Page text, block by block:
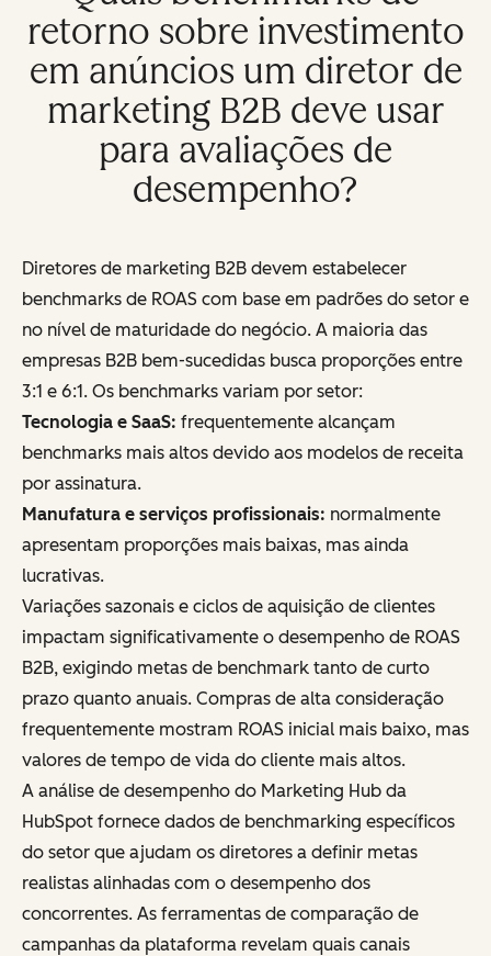
retorno sobre investimento
em anúncios um diretor de
marketing B2B deve usar
para avaliações de
desempenho?
Diretores de marketing B2B devem estabelecer
benchmarks de ROAS com base em padrões do setor e
no nível de maturidade do negócio. A maioria das
empresas B2B bem-sucedidas busca proporções entre
3:1 e 6:1. Os benchmarks variam por setor:
Tecnologia e SaaS: frequentemente alcançam
benchmarks mais altos devido aos modelos de receita
por assinatura.
Manufatura e serviços profissionais: normalmente
apresentam proporções mais baixas, mas ainda
lucrativas.
Variações sazonais e ciclos de aquisição de clientes
impactam significativamente o desempenho de ROAS
B2B, exigindo metas de benchmark tanto de curto
prazo quanto anuais. Compras de alta consideração
frequentemente mostram ROAS inicial mais baixo, mas
valores de tempo de vida do cliente mais altos.
A análise de desempenho do Marketing Hub da
HubSpot fornece dados de benchmarking específicos
do setor que ajudam os diretores a definir metas
realistas alinhadas com o desempenho dos
concorrentes. As ferramentas de comparação de
campanhas da plataforma revelam quais canais